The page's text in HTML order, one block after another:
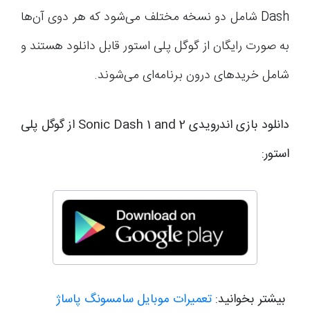
Dash شامل دو نسخه مختلف می‌شود که هر دوی آن‌ها
به صورت رایگان از گوگل پلی استور قابل دانلود هستند و
شامل خریدهای درون برنامه‌ای می‌شوند.
دانلود بازی اندرویدی Sonic Dash 1 and 2 از گوگل پلی
استور:
بیشتر بخوانید: تعمیرات موبایل سامسونگ پاساژ